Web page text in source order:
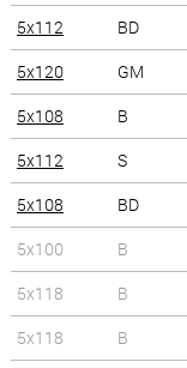
5x112 BD
5x120
GM
5x108
B
5x112
S
5x108
BD
5x100
B
5x118
B
5x118
B